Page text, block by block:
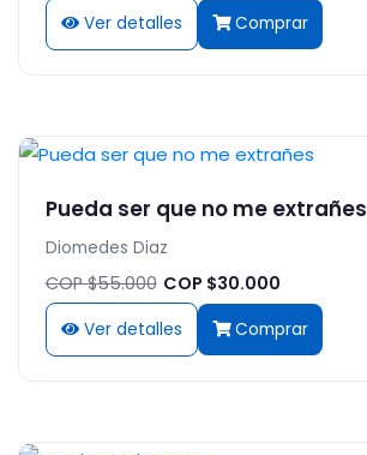
Ver detalles Comprar
Pueda ser que no me extrañes
Diomedes Diaz
COP $55.000 COP $30.000
Ver detalles Comprar